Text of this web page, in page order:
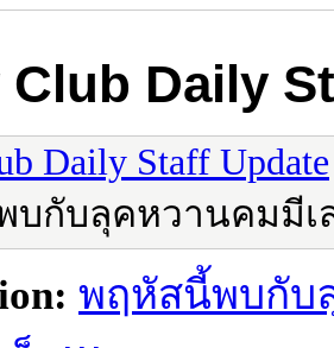
Club Daily
Daily Staff Update
บกับลุคหวานคมมี
พฤหัสนี้พบกับ